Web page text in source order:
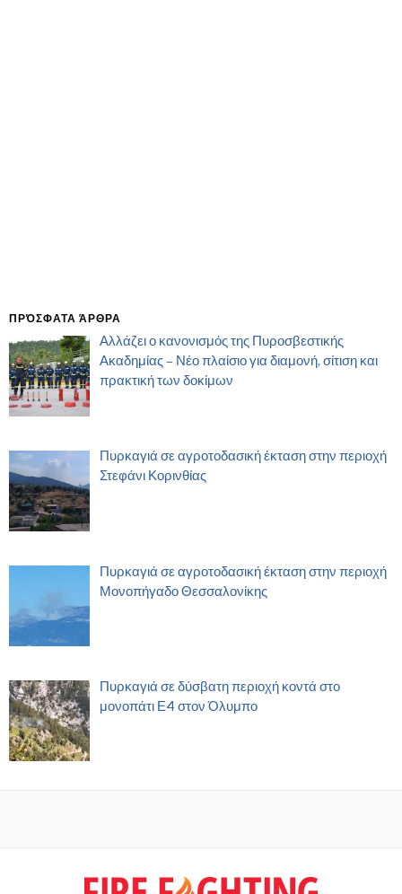
ΠΡΌΣΦΑΤΑ ΆΡΘΡΑ
Αλλάζει ο κανονισμός της Πυροσβεστικής
Ακαδημίας – Νέο πλαίσιο για διαμονή, σίτιση και
πρακτική των δοκίμων
Πυρκαγιά σε αγροτοδασική έκταση στην περιοχή
Στεφάνι Κορινθίας
Πυρκαγιά σε αγροτοδασική έκταση στην περιοχή
Μονοπήγαδο Θεσσαλονίκης
Πυρκαγιά σε δύσβατη περιοχή κοντά στο
μονοπάτι Ε4 στον Όλυμπο